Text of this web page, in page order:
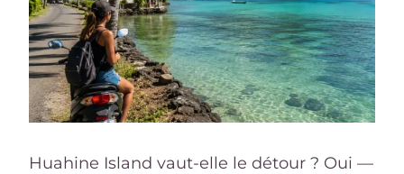
Huahine Island vaut-elle le détour ? Oui —